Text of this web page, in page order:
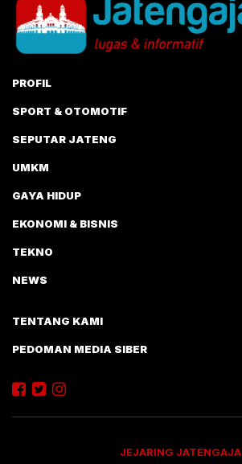
PROFIL
SPORT & OTOMOTIF
SEPUTAR JATENG
UMKM
GAYA HIDUP
EKONOMI & BISNIS
TEKNO
NEWS
TENTANG KAMI
PEDOMAN MEDIA SIBER
JEJARING JATENGAJA